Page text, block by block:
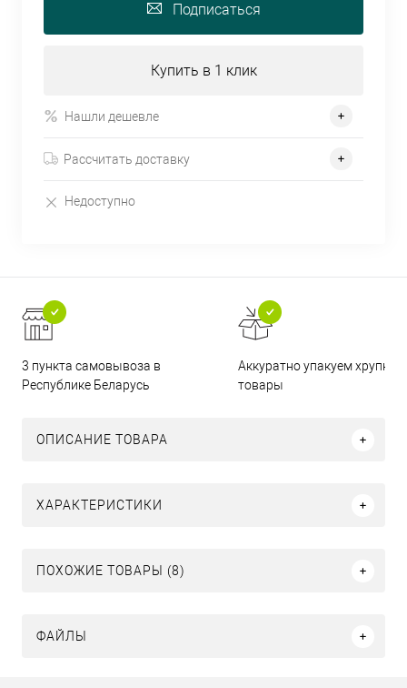
Подписаться
Купить в 1 клик
Нашли дешевле
Рассчитать доставку
Недоступно
3 пункта самовывоза в
Республике Беларусь
Аккуратно упакуем хрупкие
товары
ОПИСАНИЕ ТОВАРА
ХАРАКТЕРИСТИКИ
ПОХОЖИЕ ТОВАРЫ (8)
ФАЙЛЫ